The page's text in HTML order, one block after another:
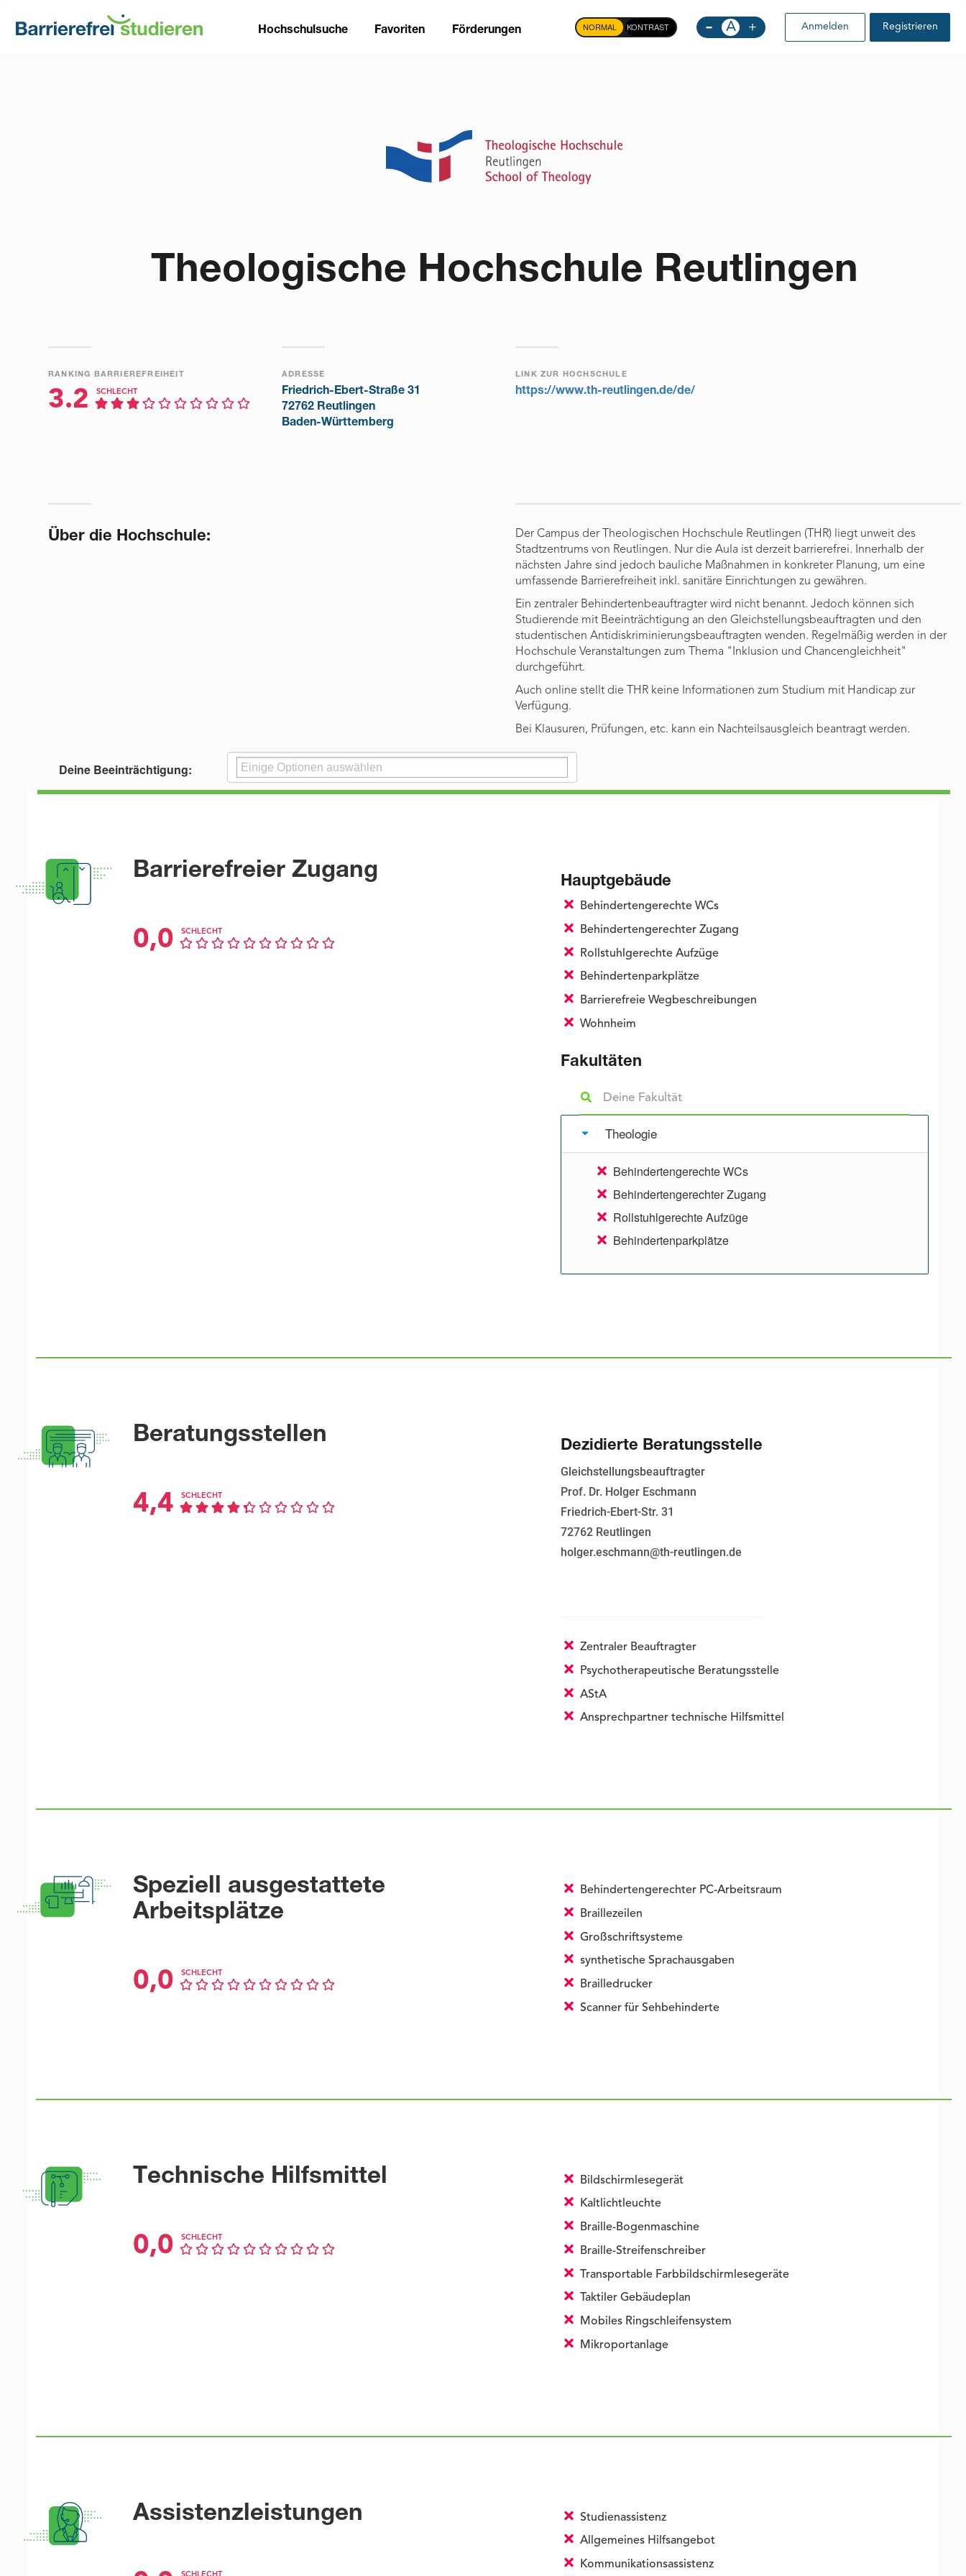
zum
Inhalt
Main
Hochschulsuche Favoriten Förderungen NORMAL KONTRAST - A + Anmelden Registrieren
Theologische Hochschule Reutlingen
RANKING BARRIEREFREIHEIT
3.2 SCHLECHT
ADRESSE
Friedrich-Ebert-Straße 31
72762 Reutlingen
Baden-Württemberg
LINK ZUR HOCHSCHULE
https://www.th-reutlingen.de/de/
Über die Hochschule:
Der Campus der Theologischen Hochschule Reutlingen (THR) liegt unweit des
Stadtzentrums von Reutlingen. Nur die Aula ist derzeit barrierefrei. Innerhalb der
nächsten Jahre sind jedoch bauliche Maßnahmen in konkreter Planung, um eine
umfassende Barrierefreiheit inkl. sanitäre Einrichtungen zu gewähren.
Ein zentraler Behindertenbeauftragter wird nicht benannt. Jedoch können sich
Studierende mit Beeinträchtigung an den Gleichstellungsbeauftragten und den
studentischen Antidiskriminierungsbeauftragten wenden. Regelmäßig werden in der
Hochschule Veranstaltungen zum Thema "Inklusion und Chancengleichheit"
durchgeführt.
Auch online stellt die THR keine Informationen zum Studium mit Handicap zur
Verfügung.
Bei Klausuren, Prüfungen, etc. kann ein Nachteilsausgleich beantragt werden.
Deine Beeinträchtigung:
Barrierefreier Zugang
0,0 SCHLECHT
Hauptgebäude
Behindertengerechte WCs
Behindertengerechter Zugang
Rollstuhlgerechte Aufzüge
Behindertenparkplätze
Barrierefreie Wegbeschreibungen
Wohnheim
Fakultäten
Theologie
Behindertengerechte WCs
Behindertengerechter Zugang
Rollstuhlgerechte Aufzüge
Behindertenparkplätze
Beratungsstellen
4,4 SCHLECHT
Dezidierte Beratungsstelle
Gleichstellungsbeauftragter
Prof. Dr. Holger Eschmann
Friedrich-Ebert-Str. 31
72762 Reutlingen
holger.eschmann@th-reutlingen.de
Zentraler Beauftragter
Psychotherapeutische Beratungsstelle
AStA
Ansprechpartner technische Hilfsmittel
Speziell ausgestattete
Arbeitsplätze
0,0 SCHLECHT
Behindertengerechter PC-Arbeitsraum
Braillezeilen
Großschriftsysteme
synthetische Sprachausgaben
Brailledrucker
Scanner für Sehbehinderte
Technische Hilfsmittel
0,0 SCHLECHT
Bildschirmlesegerät
Kaltlichtleuchte
Braille-Bogenmaschine
Braille-Streifenschreiber
Transportable Farbbildschirmlesegeräte
Taktiler Gebäudeplan
Mobiles Ringschleifensystem
Mikroportanlage
Assistenzleistungen Studienassistenz
Allgemeines Hilfsangebot
Kommunikationsassistenz